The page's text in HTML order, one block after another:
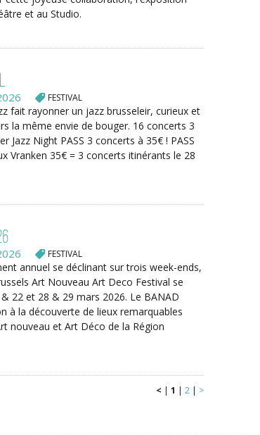
et au Studio.
FESTIVAL
fait rayonner un jazz brusseleir, curieux et
la même envie de bouger. 16 concerts 3
Jazz Night PASS 3 concerts à 35€ ! PASS
Vranken 35€ = 3 concerts itinérants le 28
FESTIVAL
annuel se déclinant sur trois week-ends,
Art Nouveau Art Deco Festival se
22 et 28 & 29 mars 2026. Le BANAD
à la découverte de lieux remarquables
nouveau et Art Déco de la Région
< | 1 | 2 | >